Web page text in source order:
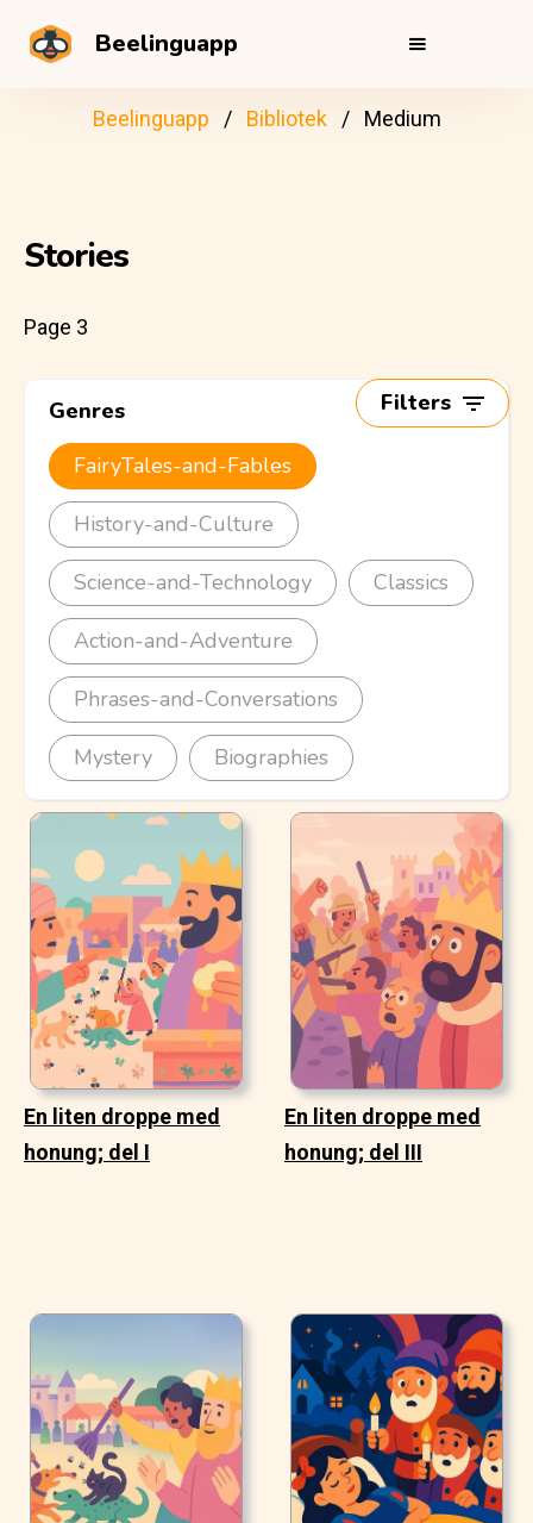
Beelinguapp
Beelinguapp Bibliotek Medium
Stories
Page 3
Filters
Genres
FairyTales-and-Fables
History-and-Culture
Science-and-Technology Classics
Action-and-Adventure
Phrases-and-Conversations
Mystery Biographies
En liten droppe med
honung; del I
En liten droppe med
honung; del III